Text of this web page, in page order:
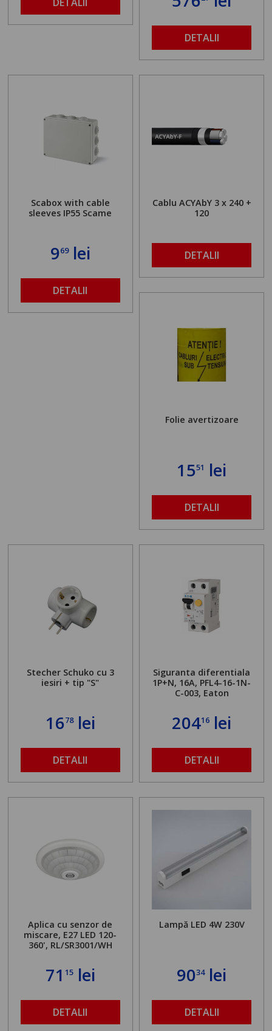
DETALII
Scabox with cable
sleeves IP55 Scame
969lei
DETALII
Cablu ACYAbY 3 x 240 +
120
DETALII
Folie avertizoare
1551 lei
DETALII
Stecher Schuko cu 3
iesiri + tip "S"
1678lei
DETALII
Siguranta diferentiala
1P+N, 16A, PFL4-16-1N-
C-003, Eaton
20416 lei
DETALII
Aplica cu senzor de
miscare, E27 LED 120-
360', RL/SR3001/WH
71 15lei
DETALII
Lampă LED 4W 230V
9034lei
DETALII